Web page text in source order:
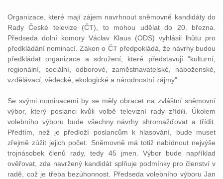
Organizace, které mají zájem navrhnout sněmovně kandidáty do
Rady České televize (ČT), to mohou udělat do 20. března.
Předseda dolní komory Václav Klaus (ODS) vyhlásil lhůtu pro
předkládání nominací. Zákon o ČT předpokládá, že návrhy budou
předkládat organizace a sdružení, které představují "kulturní,
regionální, sociální, odborové, zaměstnavatelské, náboženské,
vzdělávací, vědecké, ekologické a národnostní zájmy".
Se svými nominacemi by se měly obracet na zvláštní sněmovní
výbor, který poslanci kvůli volbě televizní rady zřídili. Úkolem
volebního výboru bude všechny návrhy shromažďovat a třídit.
Předtím, než je předloží poslancům k hlasování, bude muset
zřejmě zúžit jejich počet. Sněmovně má totiž nabídnout nejvýše
trojnásobek členů rady, tedy 45 jmen. Výbor bude například
ověřovat, zda navržený kandidát splňuje podmínky pro členství v
radě, což je třeba bezúhonnost. Předseda volebního výboru Jan